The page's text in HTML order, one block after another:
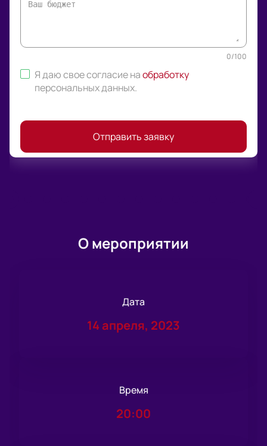
0/100
Я даю свое согласие наобработку
персональных данных.
Отправить заявку
О мероприятии
Дата
14 апреля, 2023
Время
20:00